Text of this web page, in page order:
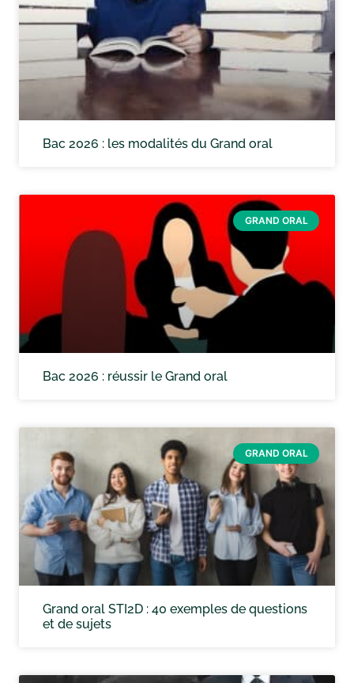
Bac 2026 : les modalités du Grand oral
GRAND ORAL
Bac 2026 : réussir le Grand oral
GRAND ORAL
Grand oral STI2D : 40 exemples de questions
et de sujets